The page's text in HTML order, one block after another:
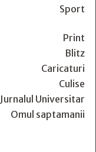
Sport
Print
Blitz
Caricaturi
Culise
Jurnalul Universitar
Omul saptamanii